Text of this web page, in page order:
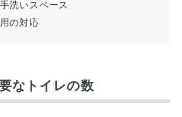
洗いスペース
の対応
なトイレの数